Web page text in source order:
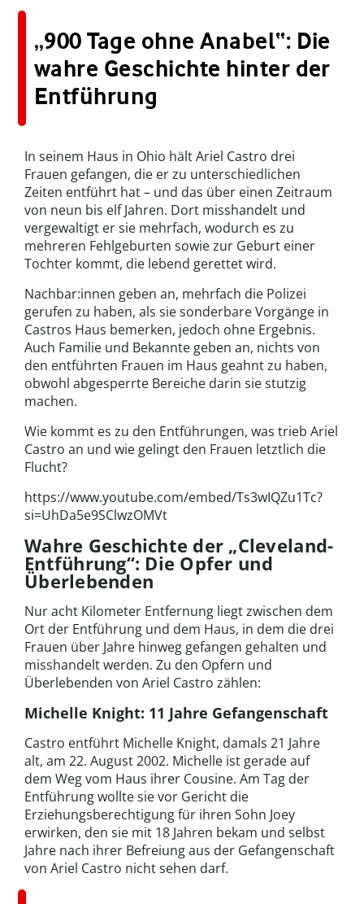
„900 Tage ohne Anabel“: Die
wahre Geschichte hinter der
Entführung
In seinem Haus in Ohio hält Ariel Castro drei
Frauen gefangen, die er zu unterschiedlichen
Zeiten entführt hat – und das über einen Zeitraum
von neun bis elf Jahren. Dort misshandelt und
vergewaltigt er sie mehrfach, wodurch es zu
mehreren Fehlgeburten sowie zur Geburt einer
Tochter kommt, die lebend gerettet wird.
Nachbar:innen geben an, mehrfach die Polizei
gerufen zu haben, als sie sonderbare Vorgänge in
Castros Haus bemerken, jedoch ohne Ergebnis.
Auch Familie und Bekannte geben an, nichts von
den entführten Frauen im Haus geahnt zu haben,
obwohl abgesperrte Bereiche darin sie stutzig
machen.
Wie kommt es zu den Entführungen, was trieb Ariel
Castro an und wie gelingt den Frauen letztlich die
Flucht?
https://www.youtube.com/embed/Ts3wIQZu1Tc?
si=UhDa5e9SClwzOMVt
Wahre Geschichte der „Cleveland-
Entführung“: Die Opfer und
Überlebenden
Nur acht Kilometer Entfernung liegt zwischen dem
Ort der Entführung und dem Haus, in dem die drei
Frauen über Jahre hinweg gefangen gehalten und
misshandelt werden. Zu den Opfern und
Überlebenden von Ariel Castro zählen:
Michelle Knight: 11 Jahre Gefangenschaft
Castro entführt Michelle Knight, damals 21 Jahre
alt, am 22. August 2002. Michelle ist gerade auf
dem Weg vom Haus ihrer Cousine. Am Tag der
Entführung wollte sie vor Gericht die
Erziehungsberechtigung für ihren Sohn Joey
erwirken, den sie mit 18 Jahren bekam und selbst
Jahre nach ihrer Befreiung aus der Gefangenschaft
von Ariel Castro nicht sehen darf.